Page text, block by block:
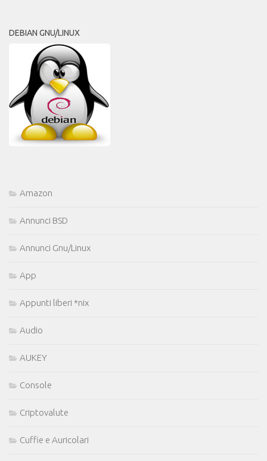
DEBIAN GNU/LINUX
Amazon
Annunci BSD
Annunci Gnu/Linux
App
Appunti liberi *nix
Audio
AUKEY
Console
Criptovalute
Cuffie e Auricolari